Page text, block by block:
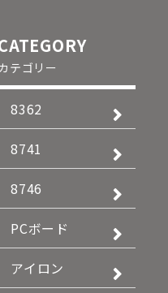
テゴリー
8362
8741
8746
PCボード
アイロン